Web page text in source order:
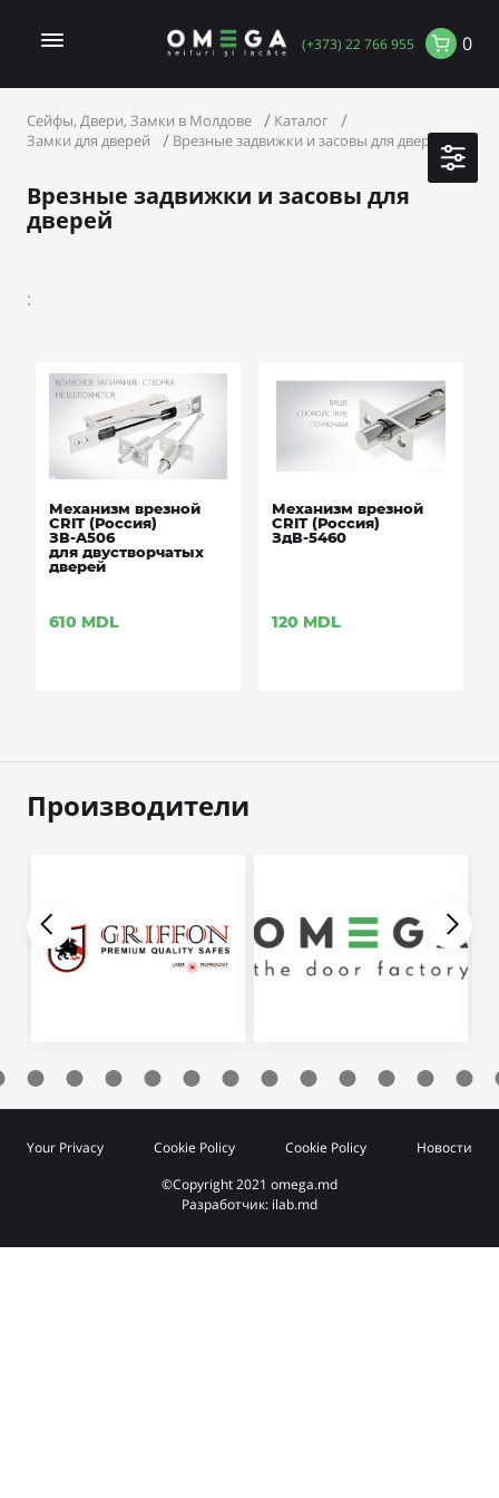
(+373) 22 766 955 0
Сейфы, Двери, Замки в Молдове
Каталог
Замки для дверей
Врезные задвижки и засовы для дверей
Врезные задвижки и засовы для
дверей
:
Механизм врезной
CRIT (Россия)
ЗВ-A506
для двустворчатых
дверей
610 MDL
Механизм врезной
CRIT (Россия)
ЗдВ-5460
120 MDL
Производители
Your Privacy Cookie Policy Cookie Policy Новости
©Copyright 2021 omega.md
Разработчик: ilab.md